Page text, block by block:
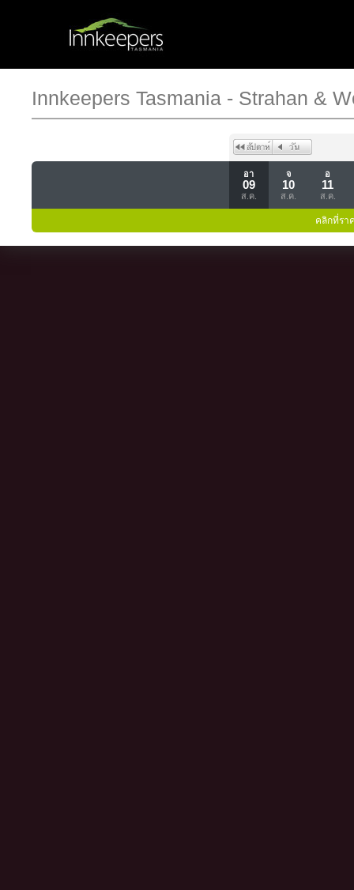
Innkeepers Tasmania - Strahan &
อา
09
ส.ค.
จ
10
ส.ค.
อ
11
ส.ค.
คลิกที่รา